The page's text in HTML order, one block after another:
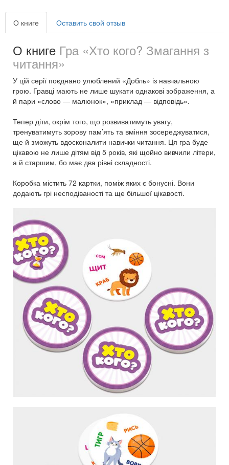
О книге Оставить свой отзыв
О книге Гра «Хто кого? Змагання з
читання»
У цій серії поєднано улюблений «Добль» із навчальною
грою. Гравці мають не лише шукати однакові зображення, а
й пари «слово — малюнок», «приклад — відповідь».
Тепер діти, окрім того, що розвиватимуть увагу,
тренуватимуть зорову пам’ять та вміння зосереджуватися,
ще й зможуть вдосконалити навички читання. Ця гра буде
цікавою не лише дітям від 5 років, які щойно вивчили літери,
а й старшим, бо має два рівні складності.
Коробка містить 72 картки, поміж яких є бонусні. Вони
додають грі несподіваності та ще більшої цікавості.